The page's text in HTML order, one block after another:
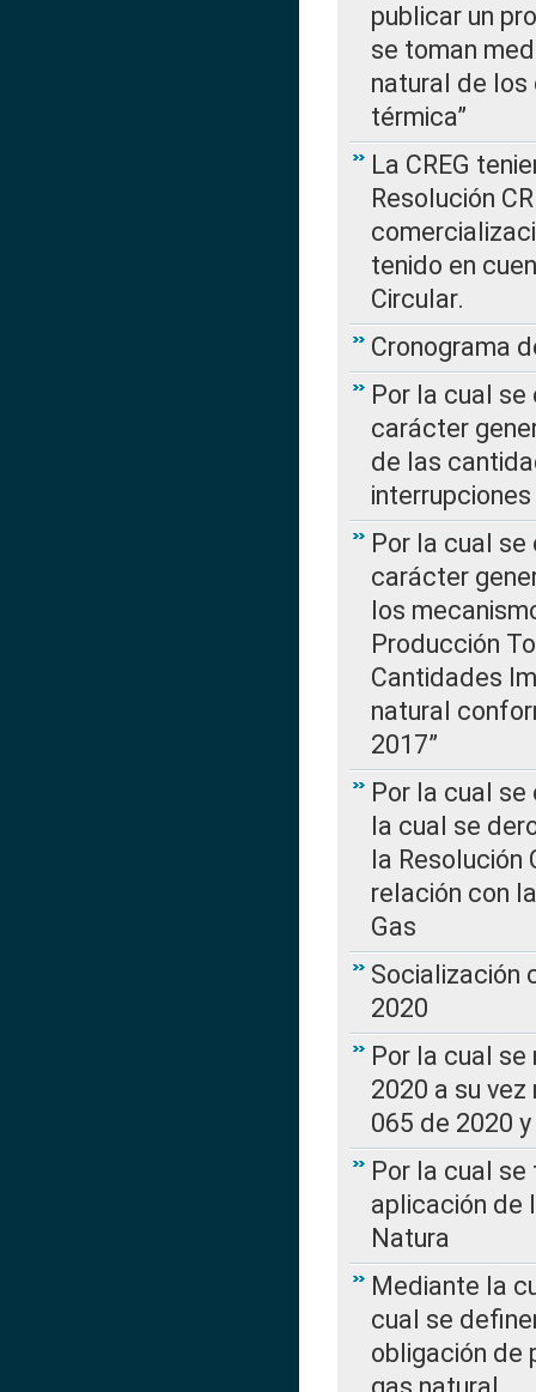
publicar un
se toman
natural de los
térmica”
La CREG
Resolución
tenido en
Circular.
Cronograma
Por la cual
carácter
de las
Por la cual
carácter
los
Producción
Cantidades
natural
2017”
Por la cual
la cual se
la Resolución
relación con
Gas
Socialización
2020
Por la cual se
2020 a su
065 de 2020
Por la cual
aplicación de
Natura
Mediante la
cual se
obligación de